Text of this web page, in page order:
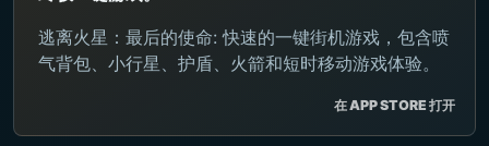
逃离火星：最后的使命: 快速的一键街机游戏，包含喷
气背包、小行星、护盾、火箭和短时移动游戏体验。
在 APP STORE 打开